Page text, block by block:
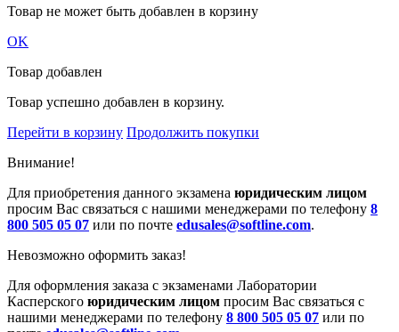
Товар не может быть добавлен в корзину
OK
Товар добавлен
Товар успешно добавлен в корзину.
Перейти в корзину Продолжить покупки
Внимание!
Для приобретения данного экзамена юридическим лицом
просим Вас связаться с нашими менеджерами по телефону 8
800 505 05 07 или по почте edusales@softline.com.
Невозможно оформить заказ!
Для оформления заказа с экзаменами Лаборатории
Касперского юридическим лицом просим Вас связаться с
нашими менеджерами по телефону 8 800 505 05 07 или по